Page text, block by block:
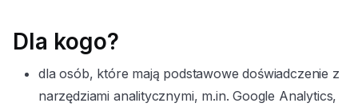
Dla kogo?
dla osób, które mają podstawowe doświadczenie z
narzędziami analitycznymi, m.in. Google Analytics,